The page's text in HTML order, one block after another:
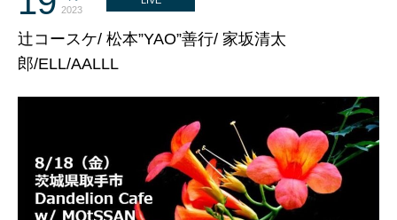
2023
辻コースケ/ 松本”YAO”善行/ 家坂清太
郎/ELL/AALLL
EQUIPMENT
CONTACT